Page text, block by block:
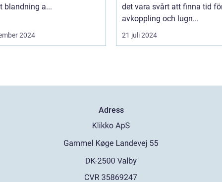
blandning a...
2024
det vara svårt att finna tid
avkoppling och lugn...
21 juli 2024
Adress